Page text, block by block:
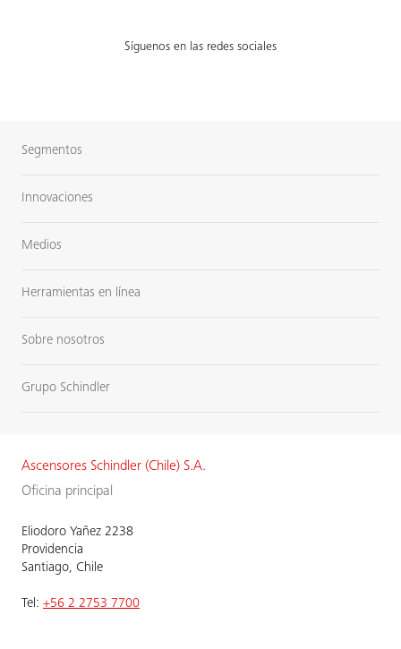
Síguenos en las redes sociales
Segmentos
Innovaciones
Medios
Herramientas en línea
Sobre nosotros
Grupo Schindler
Ascensores Schindler (Chile) S.A.
Oficina principal
Eliodoro Yañez 2238
Providencia
Santiago, Chile
Tel: +56 2 2753 7700